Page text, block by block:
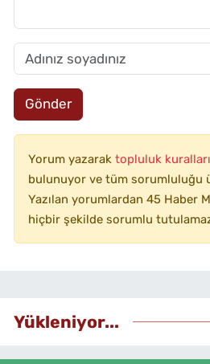
Gönder
Yorum yazarak topluluk
bulunuyor ve tüm sorumluluğu
Yazılan yorumlardan 45 Haber
hiçbir şekilde sorumlu
Yükleniyor...